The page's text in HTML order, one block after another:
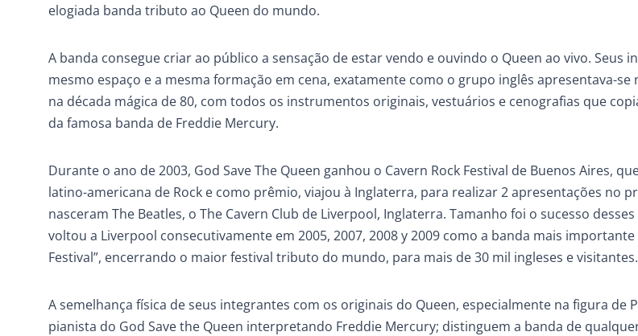
elogiada banda tributo ao Queen do mundo.
A banda consegue criar ao público a sensação de estar vendo e ouvindo o Queen ao vivo. Seus
mesmo espaço e a mesma formação em cena, exatamente como o grupo inglês apresentava-se
na década mágica de 80, com todos os instrumentos originais, vestuários e cenografias que
da famosa banda de Freddie Mercury.
Durante o ano de 2003, God Save The Queen ganhou o Cavern Rock Festival de Buenos Aires,
latino-americana de Rock e como prêmio, viajou à Inglaterra, para realizar 2 apresentações no
nasceram The Beatles, o The Cavern Club de Liverpool, Inglaterra. Tamanho foi o sucesso
voltou a Liverpool consecutivamente em 2005, 2007, 2008 y 2009 como a banda mais
Festival”, encerrando o maior festival tributo do mundo, para mais de 30 mil ingleses e visitantes.
A semelhança física de seus integrantes com os originais do Queen, especialmente na figura de
pianista do God Save the Queen interpretando Freddie Mercury; distinguem a banda de